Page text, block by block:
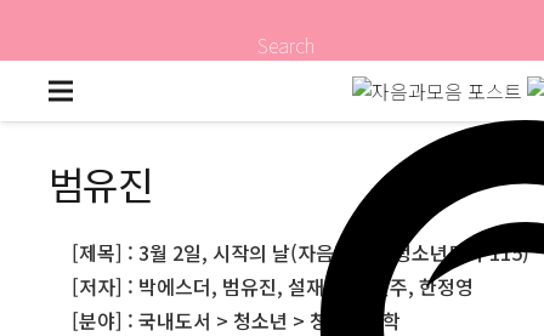
Search
범유진
[제목] : 3월 2일, 시작의 날(자음과모음 청소년문학 115)
[저자] : 박에스더, 범유진, 설재인, 이선주, 한정영
[분야] : 국내도서 > 청소년 > 청소년문학